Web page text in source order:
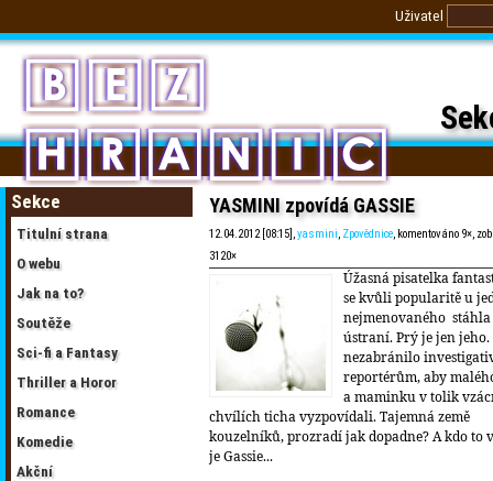
Uživatel
Sekce
Titulní strana
O webu
Jak na to?
Soutěže
Sci-fi a Fantasy
Thriller a Horor
Romance
Komedie
Akční
YASMINI zpovídá GASSIE
12.04.2012 [08:15],yasmini, Zpovědnice, komentováno 9×,
3120×
Úžasná pisatelka
se kvůli popularitě u
nejmenovaného stáhla
ústraní. Prý je jen jeho.
nezabránilo
reportérům, aby
a maminku v tolik
chvílích ticha vyzpovídali. Tajemná země
kouzelníků, prozradí jak dopadne? A kdo to
je Gassie...